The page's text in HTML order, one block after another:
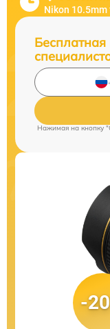
Nikon 10.5mm
Бесплатная
Нажимая на кнопку
-